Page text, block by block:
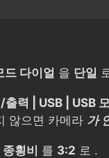
드 다이얼 을 단일
/출력 | USB | USB
않으면 카메라 가
횡비 를 3:2 로 .